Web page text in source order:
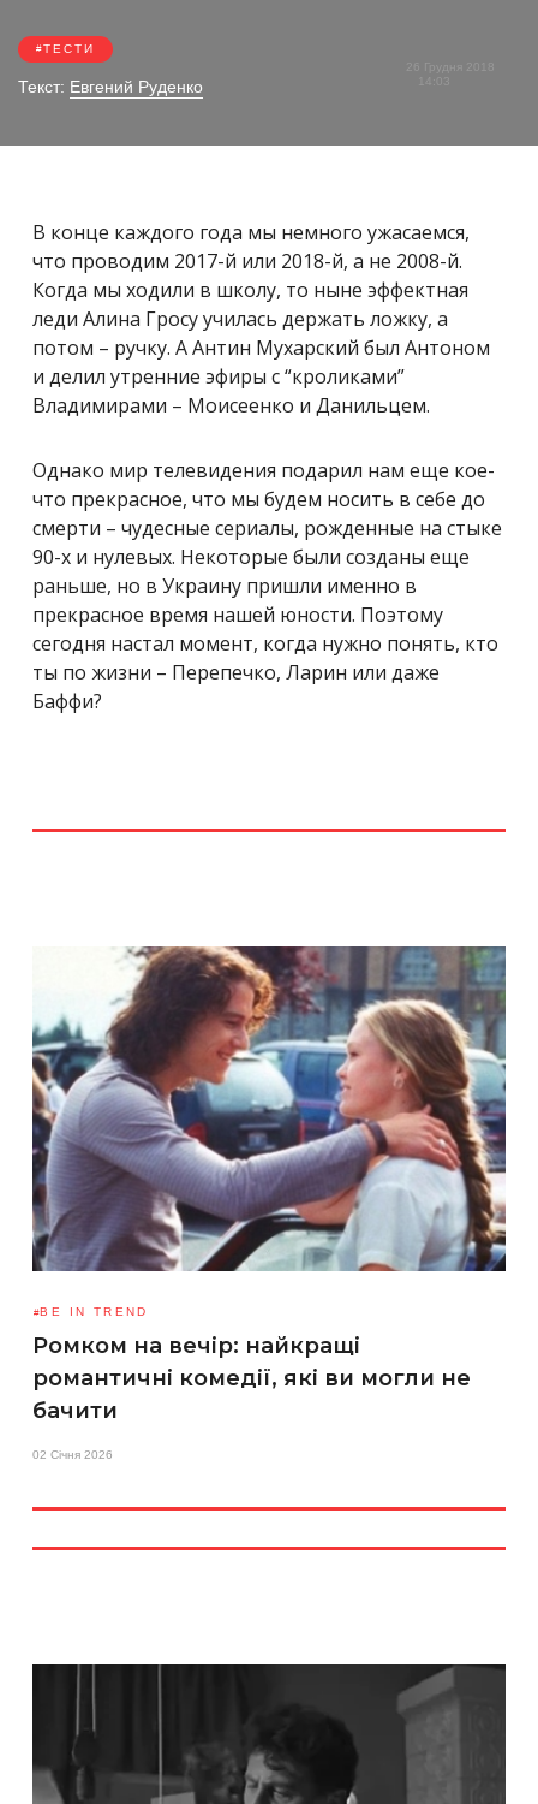
ТЕСТИ
Текст: Евгений Руденко
26 Грудня 2018
В конце каждого года мы немного ужасаемся,
что проводим 2017-й или 2018-й, а не 2008-й.
Когда мы ходили в школу, то ныне эффектная
леди Алина Гросу училась держать ложку, а
потом – ручку. А Антин Мухарский был Антоном
и делил утренние эфиры с “кроликами”
Владимирами – Моисеенко и Данильцем.
Однако мир телевидения подарил нам еще кое-
что прекрасное, что мы будем носить в себе до
смерти – чудесные сериалы, рожденные на стыке
90-х и нулевых. Некоторые были созданы еще
раньше, но в Украину пришли именно в
прекрасное время нашей юности. Поэтому
сегодня настал момент, когда нужно понять, кто
ты по жизни – Перепечко, Ларин или даже
Баффи?
BE IN TREND
Ромком на вечір: найкращі
романтичні комедії, які ви могли не
бачити
02 Січня 2026